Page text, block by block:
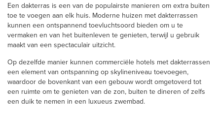
Een dakterras is een van de populairste manieren om extra buiten
toe te voegen aan elk huis. Moderne huizen met dakterrassen
kunnen een ontspannend toevluchtsoord bieden om u te
vermaken en van het buitenleven te genieten, terwijl u gebruik
maakt van een spectaculair uitzicht.
Op dezelfde manier kunnen commerciële hotels met dakterrassen
een element van ontspanning op skylineniveau toevoegen,
waardoor de bovenkant van een gebouw wordt omgetoverd tot
een ruimte om te genieten van de zon, buiten te dineren of zelfs
een duik te nemen in een luxueus zwembad.